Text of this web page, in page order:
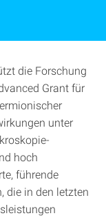
die Forschung
Grant für
unter
hoch
führende
die in den letzten